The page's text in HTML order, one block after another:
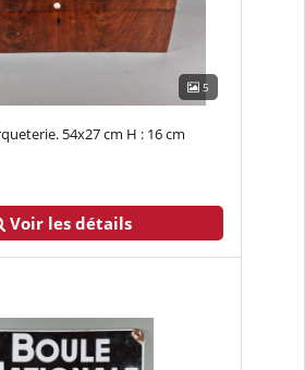
5
54x27 cm H : 16 cm
Voir les détails